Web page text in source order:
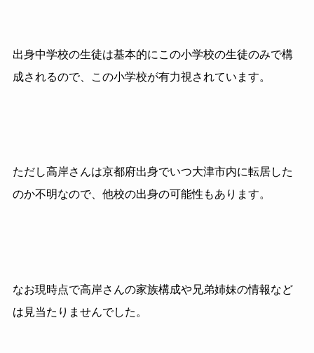
出身中学校の生徒は基本的にこの小学校の生徒のみで構
成されるので、この小学校が有力視されています。
ただし高岸さんは京都府出身でいつ大津市内に転居した
のか不明なので、他校の出身の可能性もあります。
なお現時点で高岸さんの家族構成や兄弟姉妹の情報など
は見当たりませんでした。